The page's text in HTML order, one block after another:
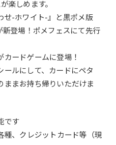
楽しめます。
せ-ホワイト-』と黒ポメ版
新登場！ポメフェスにて先行
カードゲームに登場！
ルにして、カードにペタ
ままお持ち帰りいただけま
です
種、クレジットカード等（現